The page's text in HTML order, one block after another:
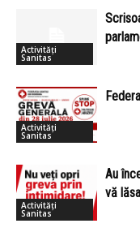
Activități
Sanitas
Activități
Sanitas
Activități
Sanitas
Au
vă